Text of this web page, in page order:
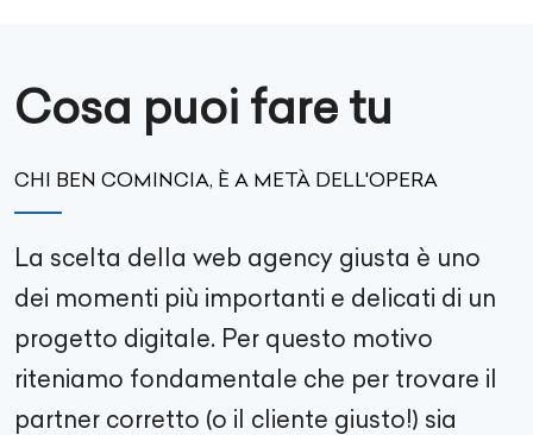
Cosa puoi fare tu
CHI BEN COMINCIA, È A METÀ DELL'OPERA
La scelta della web agency giusta è uno
dei momenti più importanti e delicati di un
progetto digitale. Per questo motivo
riteniamo fondamentale che per trovare il
partner corretto (o il cliente giusto!) sia